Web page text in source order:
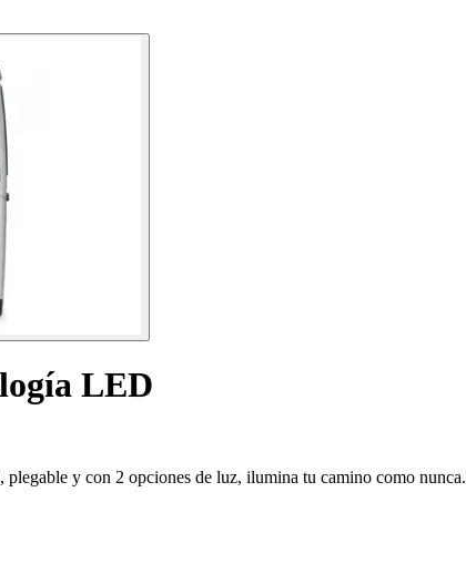
LED
y con 2 opciones de luz, ilumina tu camino como nunca.